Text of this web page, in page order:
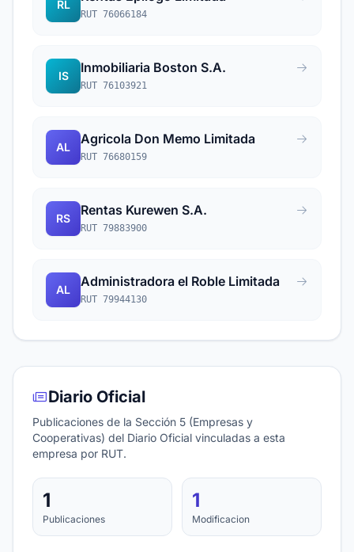
RL
RUT 76066184
IS
Inmobiliaria Boston S.A.
RUT 76103921
AL
Agricola Don Memo Limitada
RUT 76680159
RS
Rentas Kurewen S.A.
RUT 79883900
AL
Administradora el Roble Limitada
RUT 79944130
Diario Oficial
Publicaciones de la Sección 5 (Empresas y
Cooperativas) del Diario Oficial vinculadas a esta
empresa por RUT.
1
Publicaciones
1
Modificacion